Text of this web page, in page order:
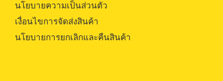
นโยบายความเป็นส่วนตัว
เงื่อนไขการจัดส่งสินค้า
นโยบายการยกเลิกและคืนสินค้า